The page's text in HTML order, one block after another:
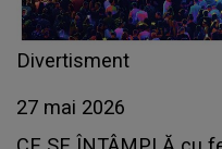
Divertisment
27 mai 2026